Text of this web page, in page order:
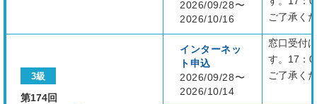
2026/09/28〜
2026/10/16
ご了承く
3級
第174回
インターネッ
ト申込
2026/09/28〜
2026/10/14
窓口受付
す。17：
ご了承く